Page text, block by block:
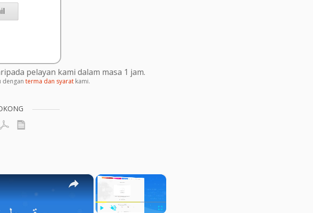
pelayan kami dalam masa 1 jam.
dengan terma dan syarat kami.
×
×